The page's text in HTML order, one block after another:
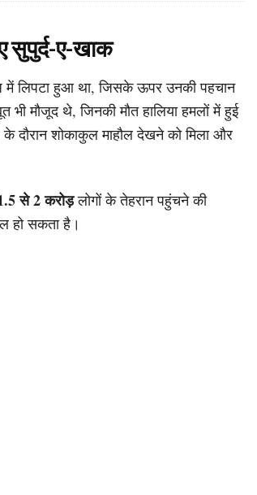
सुपुर्द-ए-खाक
में लिपटा हुआ था, जिसके ऊपर उनकी पहचान
भी मौजूद थे, जिनकी मौत हालिया हमलों में हुई
के दौरान शोकाकुल माहौल देखने को मिला और
से 2 करोड़लोगों के तेहरान पहुंचने की
हो सकता है।